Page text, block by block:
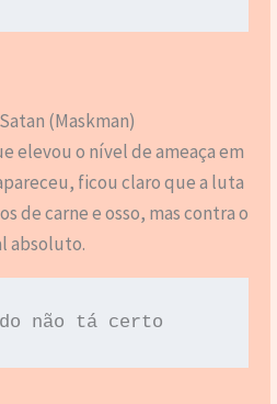
(Maskman)
elevou o nível de ameaça em
ficou claro que a luta
de carne e osso, mas contra o
absoluto.
não tá certo